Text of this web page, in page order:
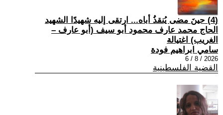
(4) حينَ مضى يُنقذُ أباه... ارتقى إليه شهيدًا الشهيد
الحاج محمد عارف محمود أبو سيف (أبو عارف –
الغريب) اغتيالة
سامي ابراهيم فودة
2026 / 8 / 6
القضية الفلسطينية